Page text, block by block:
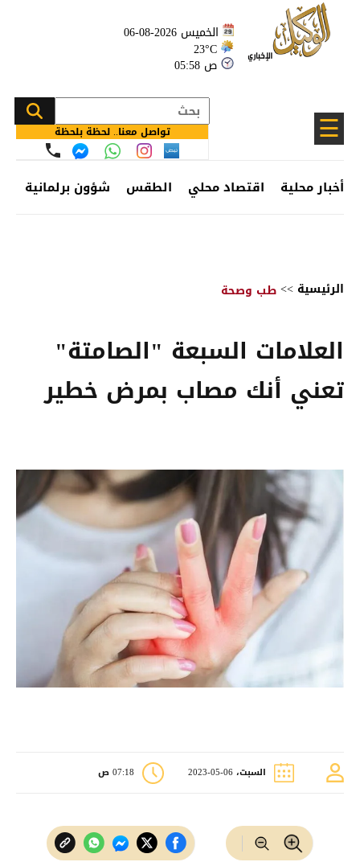
الخميس 2026-08-06
23°C
05:58 ص
☰ تواصل معنا.. لحظة بلحظة
أخبار محلية اقتصاد محلي الطقس شؤون برلمانية
الرئيسية >>طب وصحة
العلامات السبعة "الصامتة"
تعني أنك مصاب بمرض خطير
السبت، 06-05-2023 07:18 ص